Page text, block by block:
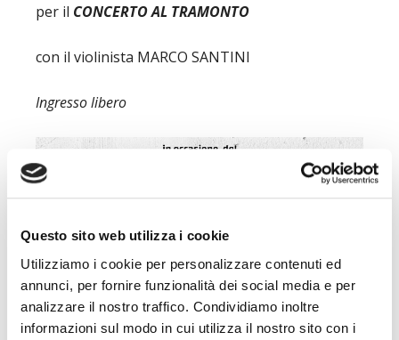
Questo sito web utilizza i cookie
Utilizziamo i cookie per personalizzare contenuti ed
annunci, per fornire funzionalità dei social media e per
analizzare il nostro traffico. Condividiamo inoltre
informazioni sul modo in cui utilizza il nostro sito con i
per il CONCERTO AL TRAMONTO
con il violinista MARCO SANTINI
Ingresso libero